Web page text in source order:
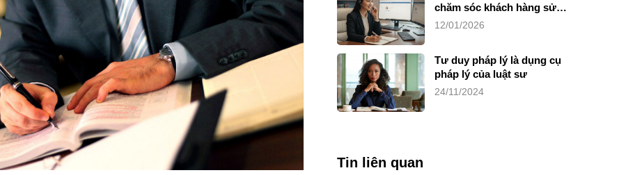
chăm sóc khách hàng sử
dụng dịch vụ luật sư riêng
12/01/2026
Tư duy pháp lý là dụng cụ
pháp lý của luật sư
24/11/2024
Tin liên quan